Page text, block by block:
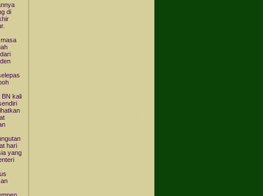
di
BN kali
hari
yang